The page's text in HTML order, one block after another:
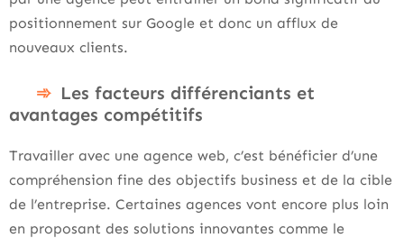
positionnement sur Google et donc un afflux de
nouveaux clients.
Les facteurs différenciants et
avantages compétitifs
Travailler avec une agence web, c’est bénéficier d’une
compréhension fine des objectifs business et de la cible
de l’entreprise. Certaines agences vont encore plus loin
en proposant des solutions innovantes comme le